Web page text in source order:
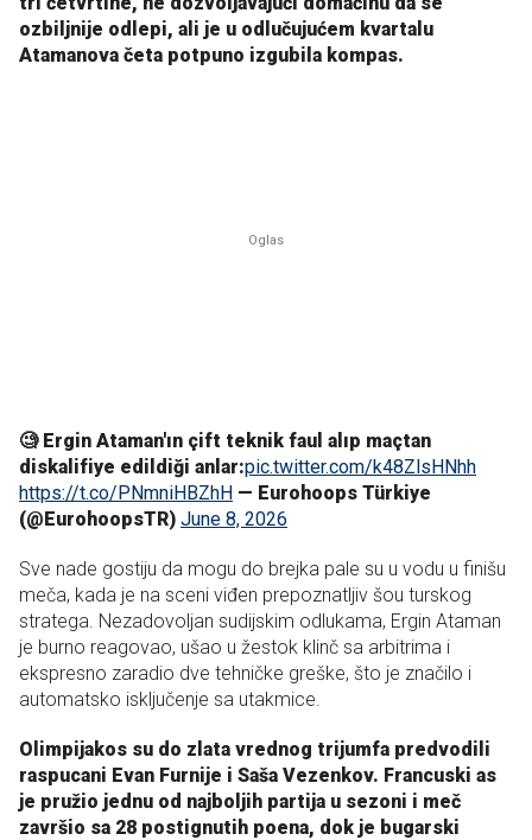
ozbiljnije odlepi, ali je u odlučujućem kvartalu
Atamanova četa potpuno izgubila kompas.
🧐 Ergin Ataman'ın çift teknik faul alıp maçtan
diskalifiye edildiği anlar:pic.twitter.com/k48ZlsHNhh
https://t.co/PNmniHBZhH — Eurohoops Türkiye
(@EurohoopsTR) June 8, 2026
Sve nade gostiju da mogu do brejka pale su u vodu u finišu
meča, kada je na sceni viđen prepoznatljiv šou turskog
stratega. Nezadovoljan sudijskim odlukama, Ergin Ataman
je burno reagovao, ušao u žestok klinč sa arbitrima i
ekspresno zaradio dve tehničke greške, što je značilo i
automatsko isključenje sa utakmice.
Olimpijakos su do zlata vrednog trijumfa predvodili
raspucani Evan Furnije i Saša Vezenkov. Francuski as
je pružio jednu od najboljih partija u sezoni i meč
završio sa 28 postignutih poena, dok je bugarski